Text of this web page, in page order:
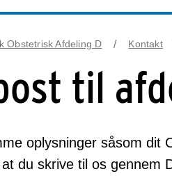
Obstetrisk Afdeling D Kontakt
til
oplysninger såsom dit
du skrive til os gennem